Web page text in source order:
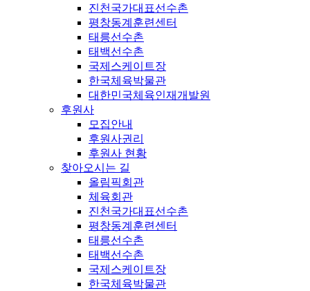
진천국가대표선수촌
평창동계훈련센터
태릉선수촌
태백선수촌
국제스케이트장
한국체육박물관
대한민국체육인재개발원
후원사
모집안내
후원사권리
후원사 현황
찾아오시는 길
올림픽회관
체육회관
진천국가대표선수촌
평창동계훈련센터
태릉선수촌
태백선수촌
국제스케이트장
한국체육박물관